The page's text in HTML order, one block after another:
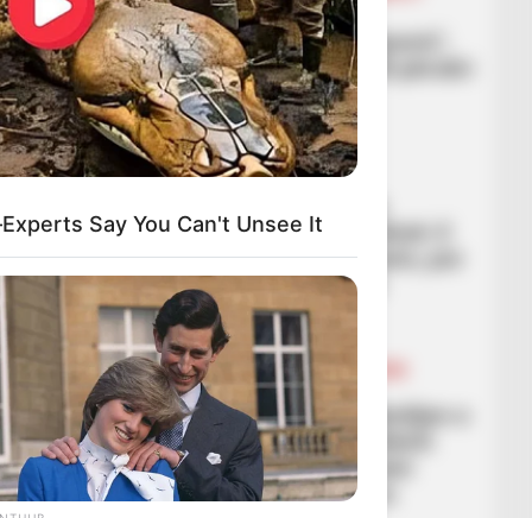
“Kam marrëdhënie të
mrekullueshme me trajnerin”,
Ardian Ismaili: Ai na solli përsëri
vetëbesimin
March 6, 2026 Sport Ekspres
BALLINA BALLINA STATIKE
FUTBOLL SHQIPTAR
/Trajneri Grima para Çekisë: E
njohim mirë kundërshtarin, por
kam besim tek ekipi im
March 6, 2026 Sport Ekspres
BALLINA BALLINA STATIKE
FUTBOLL SHQIPTAR
SUPERIORE STATIKE
FSHF shtron iftar për familjen e
futbollit shqiptar, Presidenti
Duka: Futbolli & Ramazani
përcjellin të njëjtat vlera
Say You Can't Unsee It